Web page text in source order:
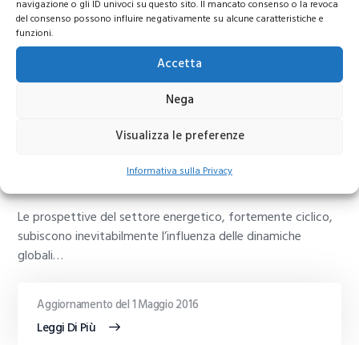
navigazione o gli ID univoci su questo sito. Il mancato consenso o la revoca
del consenso possono influire negativamente su alcune caratteristiche e
funzioni.
Accetta
Nega
Visualizza le preferenze
Informativa sulla Privacy
Investire nel settore energetico –
seconda parte 2012
Le prospettive del settore energetico, fortemente ciclico,
subiscono inevitabilmente l’influenza delle dinamiche
globali…
Leggi Di Più
Aggiornamento del 1 Maggio 2016